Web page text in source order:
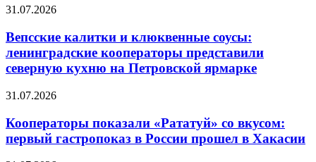
31.07.2026
Вепсские калитки и клюквенные соусы:
ленинградские кооператоры представили
северную кухню на Петровской ярмарке
31.07.2026
Кооператоры показали «Рататуй» со вкусом:
первый гастропоказ в России прошел в Хакасии